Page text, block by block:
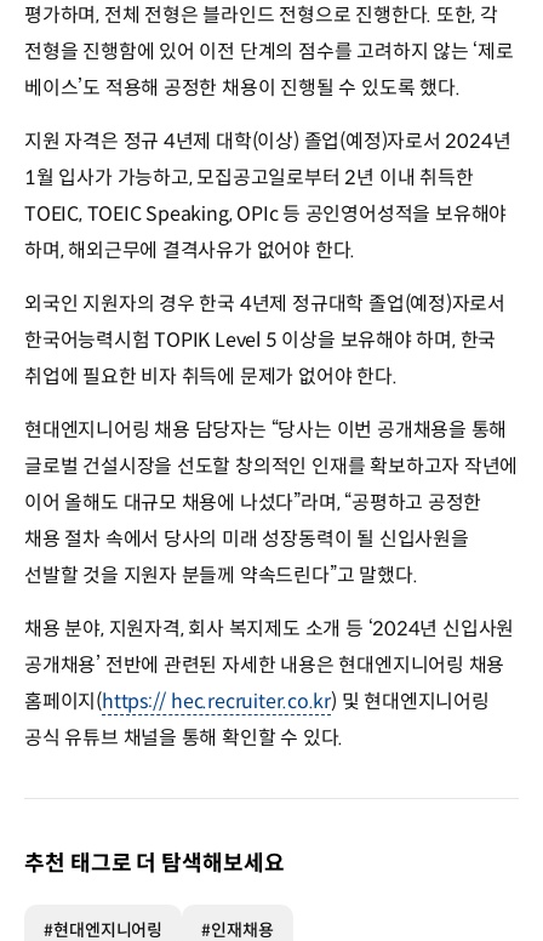
평가하며, 전체 전형은 블라인드 전형으로 진행한다. 또한, 각
전형을 진행함에 있어 이전 단계의 점수를 고려하지 않는 ‘제로
베이스’도 적용해 공정한 채용이 진행될 수 있도록 했다.
지원 자격은 정규 4년제 대학(이상) 졸업(예정)자로서 2024년
1월 입사가 가능하고, 모집공고일로부터 2년 이내 취득한
TOEIC, TOEIC Speaking, OPIc 등 공인영어성적을 보유해야
하며, 해외근무에 결격사유가 없어야 한다.
외국인 지원자의 경우 한국 4년제 정규대학 졸업(예정)자로서
한국어능력시험 TOPIK Level 5 이상을 보유해야 하며, 한국
취업에 필요한 비자 취득에 문제가 없어야 한다.
현대엔지니어링 채용 담당자는 “당사는 이번 공개채용을 통해
글로벌 건설시장을 선도할 창의적인 인재를 확보하고자 작년에
이어 올해도 대규모 채용에 나섰다”라며, “공평하고 공정한
채용 절차 속에서 당사의 미래 성장동력이 될 신입사원을
선발할 것을 지원자 분들께 약속드린다”고 말했다.
채용 분야, 지원자격, 회사 복지제도 소개 등 ‘2024년 신입사원
공개채용’ 전반에 관련된 자세한 내용은 현대엔지니어링 채용
홈페이지(https:// hec.recruiter.co.kr) 및 현대엔지니어링
공식 유튜브 채널을 통해 확인할 수 있다.
추천 태그로 더 탐색해보세요
#현대엔지니어링 #인재채용